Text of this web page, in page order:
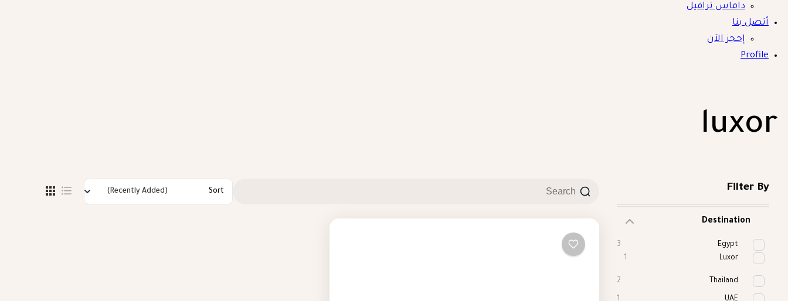
داماس ترافيل
أتصل بنا
إحجز الآن
Profile
luxor
Filter By
Destination
Egypt
3
Luxor
1
Thailand
2
UAE
1
Sort
(Recently Added)